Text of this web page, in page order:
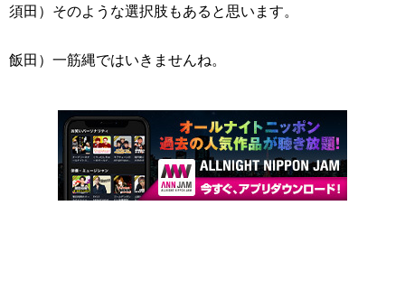
須田）そのような選択肢もあると思います。
飯田）一筋縄ではいきませんね。